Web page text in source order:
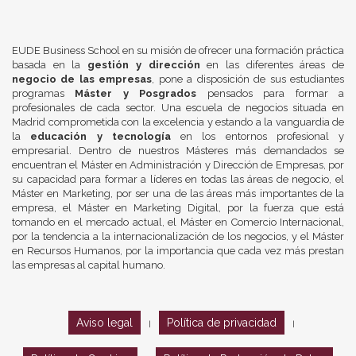
EUDE Business School en su misión de ofrecer una formación práctica
basada en la gestión y dirección en las diferentes áreas de
negocio de las empresas, pone a disposición de sus estudiantes
programas Máster y Posgrados pensados para formar a
profesionales de cada sector. Una escuela de negocios situada en
Madrid comprometida con la excelencia y estando a la vanguardia de
la educación y tecnologíaen los entornos profesional y
empresarial. Dentro de nuestros Másteres más demandados se
encuentran el Máster en Administración y Dirección de Empresas, por
su capacidad para formar a líderes en todas las áreas de negocio, el
Máster en Marketing, por ser una de las áreas más importantes de la
empresa, el Máster en Marketing Digital, por la fuerza que está
tomando en el mercado actual, el Máster en Comercio Internacional,
por la tendencia a la internacionalización de los negocios, y el Máster
en Recursos Humanos, por la importancia que cada vez más prestan
las empresas al capital humano.
Aviso legal Política de privacidad